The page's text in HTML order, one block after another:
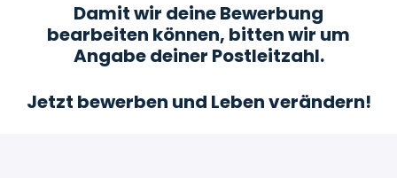
Damit wir deine Bewerbung
bearbeiten können, bitten wir um
Angabe deiner Postleitzahl.
Jetzt bewerben und Leben verändern!